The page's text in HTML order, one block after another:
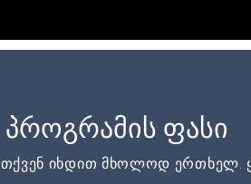
პროგრამის ფასი
თქვენ იხდით მხოლოდ ერთხელ.